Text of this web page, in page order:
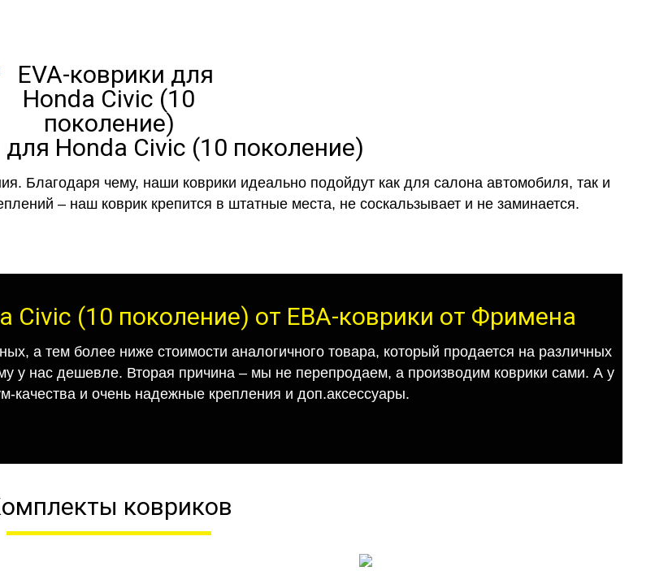
для Honda Civic (10 поколение)
Благодаря чему, наши коврики идеально подойдут как для салона автомобиля, так и
– наш коврик крепится в штатные места, не соскальзывает и не заминается.
Civic (10 поколение) от ЕВА-коврики от Фримена
а тем более ниже стоимости аналогичного товара, который продается на различных
у нас дешевле. Вторая причина – мы не перепродаем, а производим коврики сами. А у
качества и очень надежные крепления и доп.аксессуары.
ковриков